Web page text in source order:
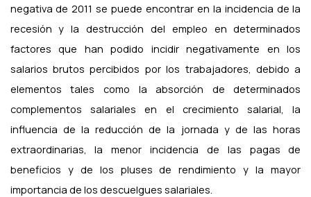
negativa de 2011 se puede encontrar en la incidencia de la
recesión y la destrucción del empleo en determinados
factores que han podido incidir negativamente en los
salarios brutos percibidos por los trabajadores, debido a
elementos tales como la absorción de determinados
complementos salariales en el crecimiento salarial, la
influencia de la reducción de la jornada y de las horas
extraordinarias, la menor incidencia de las pagas de
beneficios y de los pluses de rendimiento y la mayor
importancia de los descuelgues salariales.